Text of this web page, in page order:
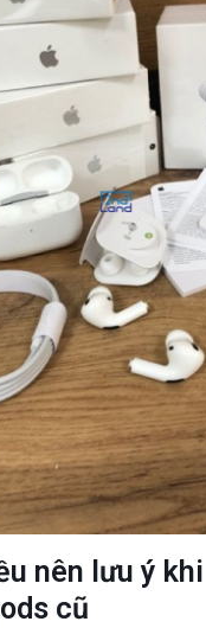
nên lưu ý
cũ